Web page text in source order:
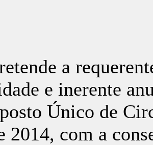
a
e inerente
Único de
2014, com a